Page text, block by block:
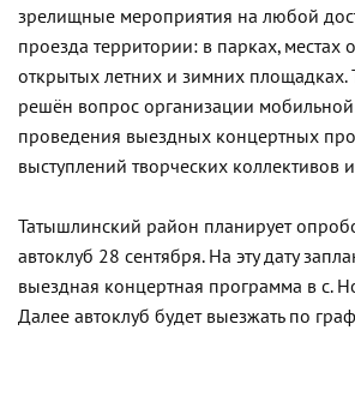
зрелищные мероприятия на любой
проезда территории: в парках, местах
открытых летних и зимних площадках.
решён вопрос организации
проведения выездных концертных
выступлений творческих коллективов
Татышлинский район планирует
автоклуб 28 сентября. На эту дату
выездная концертная программа в с.
Далее автоклуб будет выезжать по